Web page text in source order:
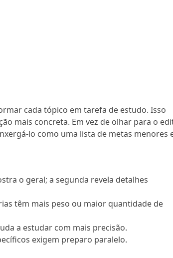
cada tópico em tarefa de estudo. Isso
mais concreta. Em vez de olhar para o
lo como uma lista de metas menores
o geral; a segunda revela detalhes
têm mais peso ou maior quantidade de
a estudar com mais precisão.
exigem preparo paralelo.